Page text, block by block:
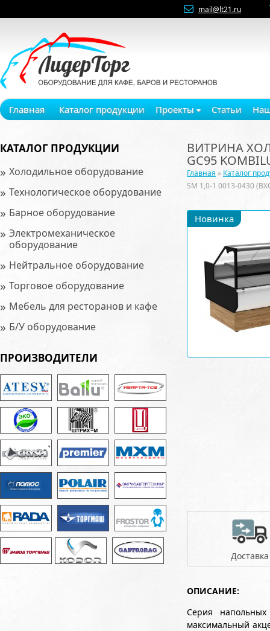
mail@lt21.ru
Главная Каталог продукции Проекты Статьи
КАТАЛОГ ПРОДУКЦИИ
» Холодильное оборудование
» Технологическое оборудование
» Барное оборудование
» Электромеханическое
оборудование
» Нейтральное оборудование
» Торговое оборудование
» Мебель для ресторанов и кафе
» Б/У оборудование
ПРОИЗВОДИТЕЛИ
ВИТРИНА
GC95
Главная » Каталог
SM 1,0-1 0013-0430
Новинка
Доставка
ОПИСАНИЕ:
Серия
максимальный